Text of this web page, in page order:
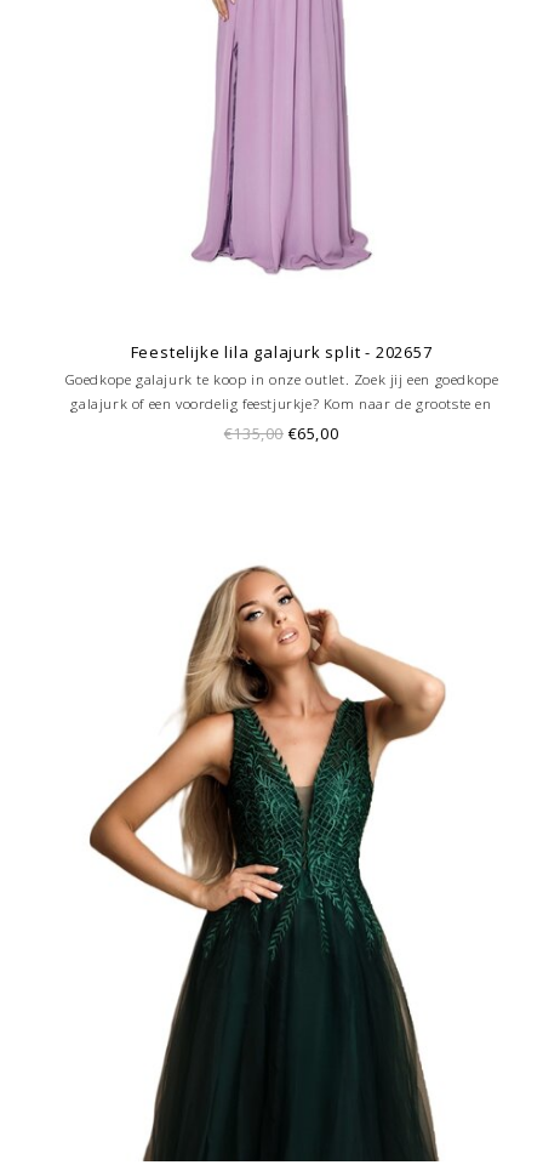
Feestelijke lila galajurk split - 202657
Goedkope galajurk te koop in onze outlet. Zoek jij een goedkope
galajurk of een voordelig feestjurkje? Kom naar de grootste en
goedkoopste galajurken outlet in de regio Amersfoort. Altijd voordelig!
€135,00 €65,00